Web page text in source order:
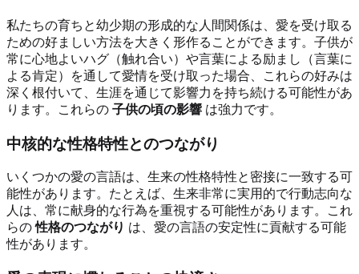
私たちの育ちと幼少期の形成的な人間関係は、愛を受け取る
ための好ましい方法を大きく形作ることができます。子供が
常に心地よいハグ（触れ合い）や言葉による励まし（言葉に
よる肯定）を通して愛情を受け取った場合、これらの好みは
深く根付いて、生涯を通じて影響力を持ち続ける可能性があ
ります。これらの 子供の頃の影響 は強力です。
中核的な性格特性とのつながり
いくつかの愛の言語は、生来の性格特性と密接に一致する可
能性があります。たとえば、生来非常に実用的で行動志向な
人は、常に献身的な行為を重視する可能性があります。これ
らの性格のつながり は、愛の言語の安定性に貢献する可能
性があります。